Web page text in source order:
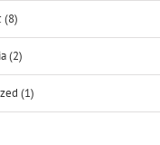
(8)
(2)
(1)